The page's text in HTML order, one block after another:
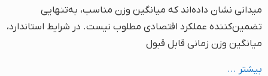
میدانی نشان داده‌اند که میانگین وزن مناسب، به‌تنهایی
تضمین‌کننده عملکرد اقتصادی مطلوب نیست. در شرایط استاندارد،
میانگین وزن زمانی قابل قبول
بیشتر ...